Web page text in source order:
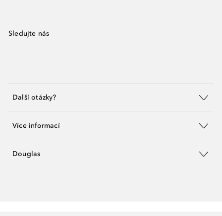
Sledujte nás
Další otázky?
Více informací
Douglas